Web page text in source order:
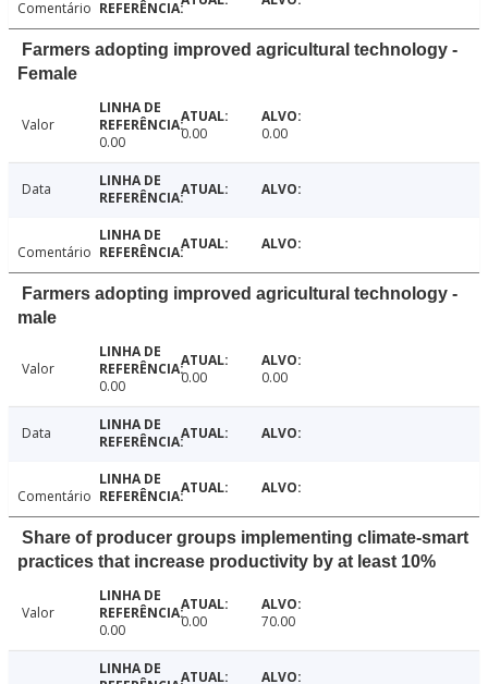
Comentário
Farmers adopting improved agricultural technology -
Female
Valor
0.00
0.00 0.00
Data
Comentário
Farmers adopting improved agricultural technology -
male
Valor
0.00
0.00 0.00
Data
Comentário
Share of producer groups implementing climate-smart
practices that increase productivity by at least 10%
Valor
0.00
0.00 70.00